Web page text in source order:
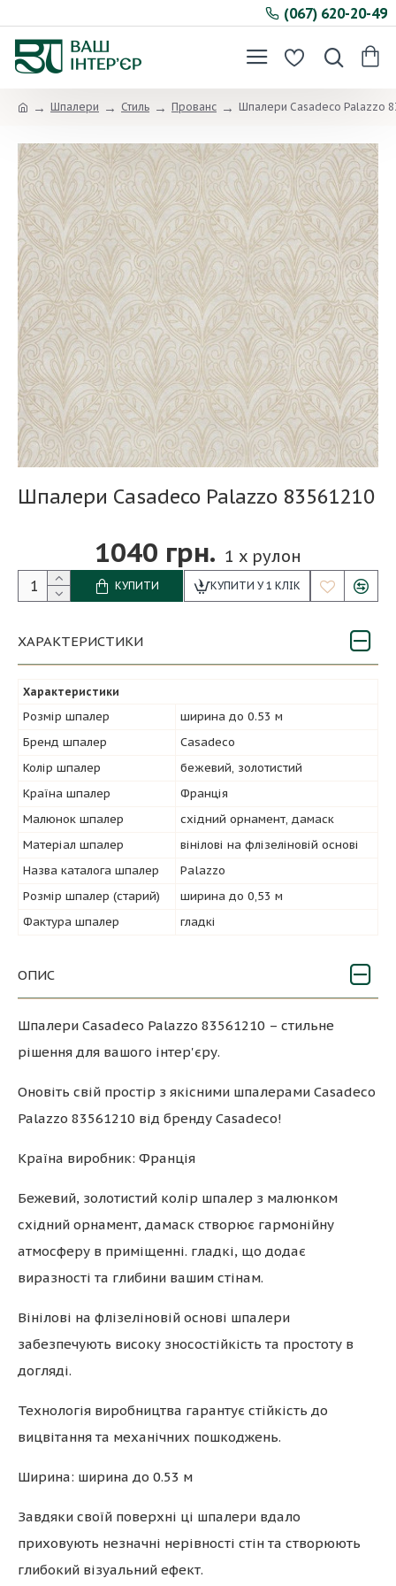
(067) 620-20-49
Шпалери Стиль Прованс Шпалери Casadeco Palazzo
Шпалери Casadeco Palazzo 83561210
1040 грн. 1 x рулон
КУПИТИ КУПИТИ У 1 КЛІК
ХАРАКТЕРИСТИКИ
Характеристики
Розмір шпалер
ширина до 0.53 м
Бренд шпалер
Casadeco
Колір шпалер
бежевий, золотистий
Країна шпалер
Франція
Малюнок шпалер
східний орнамент, дамаск
Матеріал шпалер
вінілові на флізеліновій основі
Назва каталога шпалер
Palazzo
Розмір шпалер (старий)
ширина до 0,53 м
Фактура шпалер
гладкі
ОПИС
Шпалери Casadeco Palazzo 83561210 – стильне
рішення для вашого інтер'єру.
Оновіть свій простір з якісними шпалерами Casadeco
Palazzo 83561210 від бренду Casadeco!
Країна виробник: Франція
Бежевий, золотистий колір шпалер з малюнком
східний орнамент, дамаск створює гармонійну
атмосферу в приміщенні. гладкі, що додає
виразності та глибини вашим стінам.
Вінілові на флізеліновій основі шпалери
забезпечують високу зносостійкість та простоту в
догляді.
Технологія виробництва гарантує стійкість до
вицвітання та механічних пошкоджень.
Ширина: ширина до 0.53 м
Завдяки своїй поверхні ці шпалери вдало
приховують незначні нерівності стін та створюють
глибокий візуальний ефект.